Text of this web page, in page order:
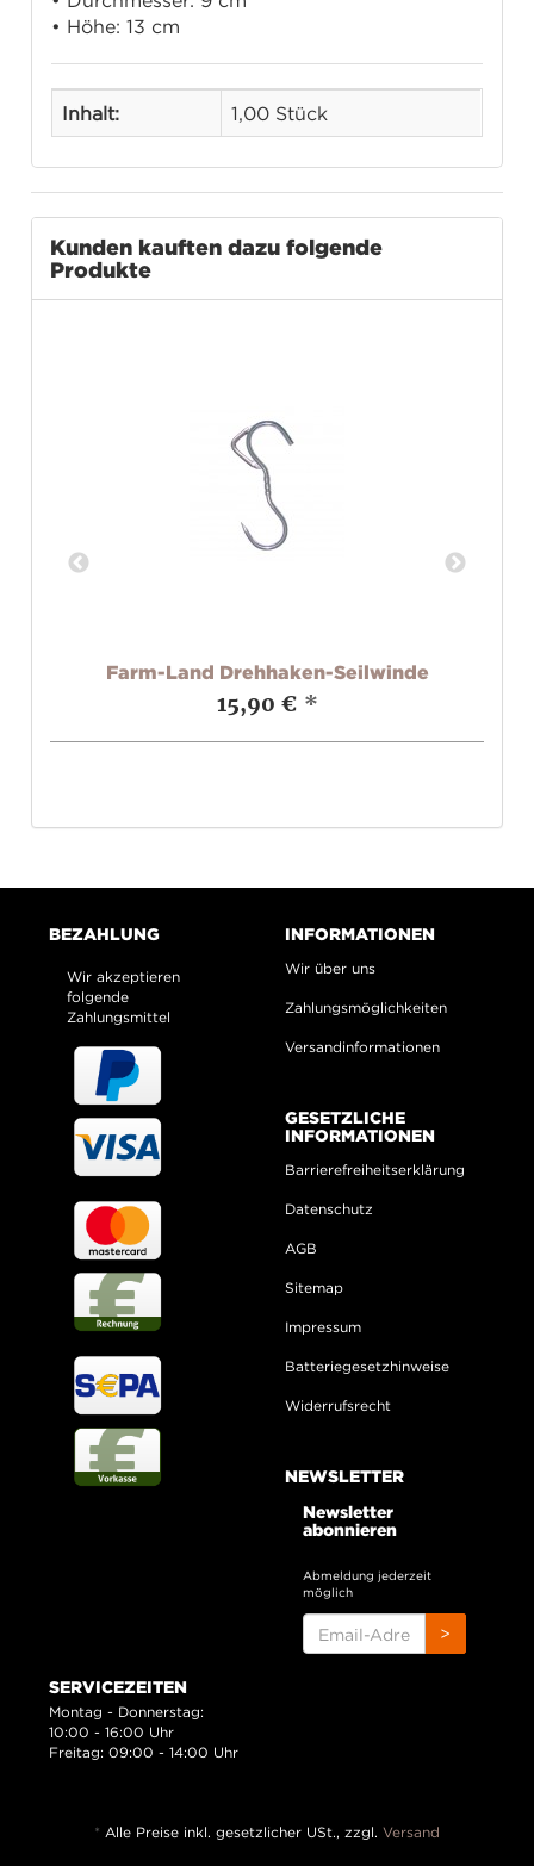
• Höhe: 13 cm
Inhalt: 1,00 Stück
Kunden kauften dazu folgende
Produkte
Farm-Land Drehhaken-Seilwinde
15,90 € *
BEZAHLUNG
Wir akzeptieren
folgende
Zahlungsmittel
INFORMATIONEN
Wir über uns
Zahlungsmöglichkeiten
Versandinformationen
GESETZLICHE
INFORMATIONEN
Barrierefreiheitserklärung
Datenschutz
AGB
Sitemap
Impressum
Batteriegesetzhinweise
Widerrufsrecht
NEWSLETTER
Newsletter
abonnieren
Abmeldung jederzeit
möglich
ADRESSE
>
SERVICEZEITEN
Montag - Donnerstag:
10:00 - 16:00 Uhr
Freitag: 09:00 - 14:00 Uhr
* Alle Preise inkl. gesetzlicher USt., zzgl. Versand